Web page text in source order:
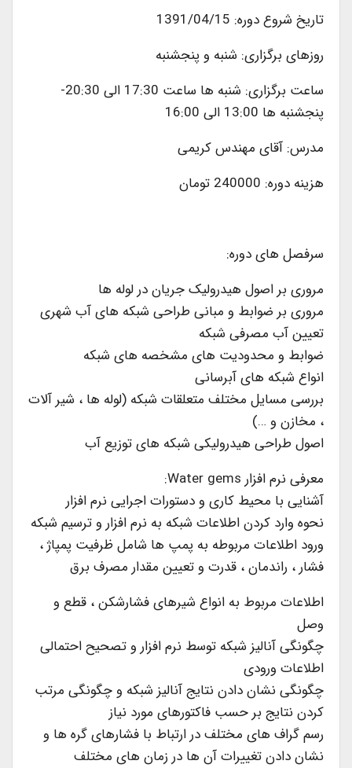
تاریخ شروع دوره: 1391/04/15
روزهای برگزاری: شنبه و پنجشنبه
ساعت برگزاری: شنبه ها ساعت 17:30 الی 20:30-
پنجشنبه ها 13:00 الی 16:00
مدرس: آقای مهندس کریمی
هزینه دوره: 240000 تومان
سرفصل های دوره:
مروری بر اصول هیدرولیک جریان در لوله ها
مروری بر ضوابط و مبانی طراحی شبکه های آب شهری
تعیین آب مصرفی شبکه
ضوابط و محدودیت های مشخصه های شبکه
انواع شبکه های آبرسانی
بررسی مسایل مختلف متعلقات شبکه (لوله ها ، شیر آلات
، مخازن و …)
اصول طراحی هیدرولیکی شبکه های توزیع آب
معرفی نرم افزار Water gems:
آشنایی با محیط کاری و دستورات اجرایی نرم افزار
نحوه وارد کردن اطلاعات شبکه به نرم افزار و ترسیم شبکه
ورود اطلاعات مربوطه به پمپ ها شامل ظرفیت پمپاژ ،
فشار ، راندمان ، قدرت و تعیین مقدار مصرف برق
اطلاعات مربوط به انواع شیرهای فشارشکن ، قطع و
وصل
چگونگی آنالیز شبکه توسط نرم افزار و تصحیح احتمالی
اطلاعات ورودی
چگونگی نشان دادن نتایج آنالیز شبکه و چگونگی مرتب
کردن نتایج بر حسب فاکتورهای مورد نیاز
رسم گراف های مختلف در ارتباط با فشارهای گره ها و
نشان دادن تغییرات آن ها در زمان های مختلف